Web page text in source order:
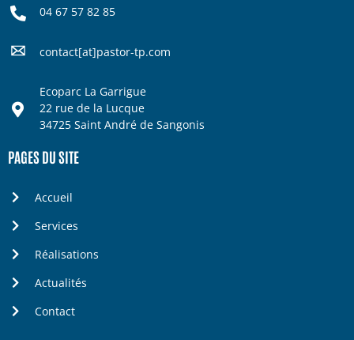
04 67 57 82 85
contact[at]pastor-tp.com
Ecoparc La Garrigue
22 rue de la Lucque
34725 Saint André de Sangonis
PAGES DU SITE
Accueil
Services
Réalisations
Actualités
Contact